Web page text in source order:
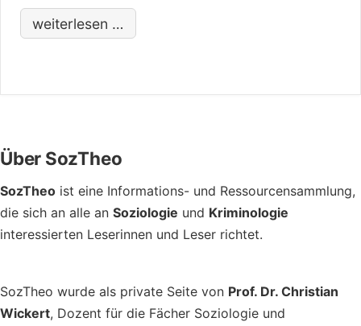
Handlungssituationen in den Mittelpunkt.
Kriminalität erscheint in diesen Ansätzen als
weiterlesen …
Footer
Über SozTheo
SozTheo ist eine Informations- und Ressourcensammlung,
die sich an alle an Soziologie und Kriminologie
interessierten Leserinnen und Leser richtet.
SozTheo wurde als private Seite von Prof. Dr. Christian
Wickert, Dozent für die Fächer Soziologie und